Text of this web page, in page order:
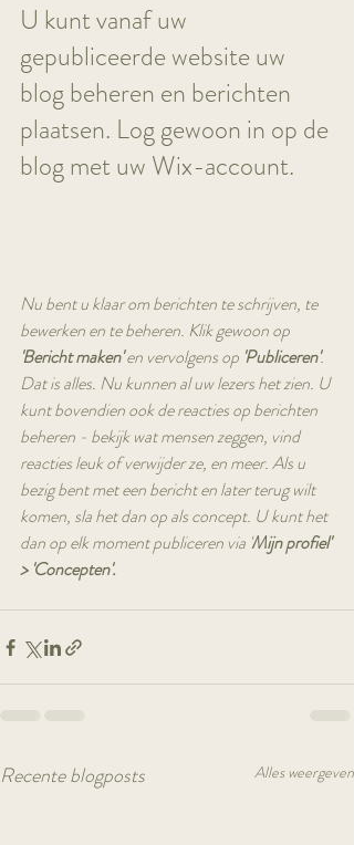
U kunt vanaf uw
gepubliceerde website uw
blog beheren en berichten
plaatsen. Log gewoon in op de
blog met uw Wix-account.
Nu bent u klaar om berichten te schrijven, te
bewerken en te beheren. Klik gewoon op
'Bericht maken' en vervolgens op 'Publiceren'.
Dat is alles. Nu kunnen al uw lezers het zien. U
kunt bovendien ook de reacties op berichten
beheren - bekijk wat mensen zeggen, vind
reacties leuk of verwijder ze, en meer. Als u
bezig bent met een bericht en later terug wilt
komen, sla het dan op als concept. U kunt het
dan op elk moment publiceren via ' Mijn profiel'
> 'Concepten'.
Recente blogposts Alles weergeven